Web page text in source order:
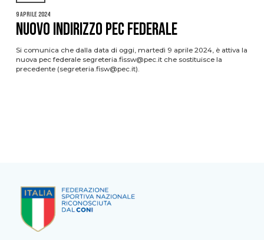
9 Aprile 2024
Nuovo indirizzo pec federale
Si comunica che dalla data di oggi, martedì 9 aprile 2024, è attiva la
nuova pec federale segreteria.fissw@pec.it che sostituisce la
precedente (segreteria.fisw@pec.it).